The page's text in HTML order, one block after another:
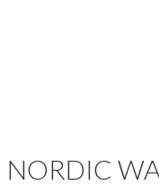
NORDIC